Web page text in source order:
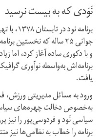
نَوَدی که به بیست نرسید
برنامه
جوانی ۲۵ ساله که
و با دکوری ساده‌ آغاز کرد، اما
برنامه‌اش به‌واسطه نوآوری
یافت.
ورود به مسائل مدیریتی
به‌خصوص دخالت چهره‌های
سیاسی نَود و فردوسی‌پور را نیز
برنامه را خطاب به نظامی‌ها